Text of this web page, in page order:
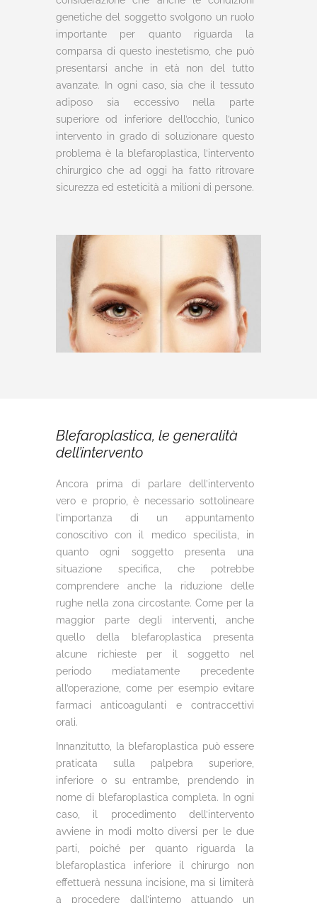
genetiche del soggetto svolgono un ruolo
importante per quanto riguarda la
comparsa di questo inestetismo, che può
presentarsi anche in età non del tutto
avanzate. In ogni caso, sia che il tessuto
adiposo sia eccessivo nella parte
superiore od inferiore dell’occhio, l’unico
intervento in grado di soluzionare questo
problema è la blefaroplastica, l’intervento
chirurgico che ad oggi ha fatto ritrovare
sicurezza ed esteticità a milioni di persone.
Blefaroplastica, le generalità
dell’intervento
Ancora prima di parlare dell’intervento
vero e proprio, è necessario sottolineare
l’importanza di un appuntamento
conoscitivo con il medico specilista, in
quanto ogni soggetto presenta una
situazione specifica, che potrebbe
comprendere anche la riduzione delle
rughe nella zona circostante. Come per la
maggior parte degli interventi, anche
quello della blefaroplastica presenta
alcune richieste per il soggetto nel
periodo mediatamente precedente
all’operazione, come per esempio evitare
farmaci anticoagulanti e contraccettivi
orali.
Innanzitutto, la blefaroplastica può essere
praticata sulla palpebra superiore,
inferiore o su entrambe, prendendo in
nome di blefaroplastica completa. In ogni
caso, il procedimento dell’intervento
avviene in modi molto diversi per le due
parti, poiché per quanto riguarda la
blefaroplastica inferiore il chirurgo non
effettuerà nessuna incisione, ma si limiterà
a procedere dall’interno attuando un